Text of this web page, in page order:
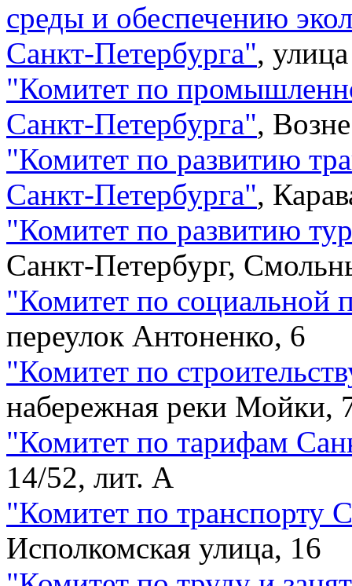
среды и обеспечению
Санкт-Петербурга",
"Комитет по
Санкт-Петербурга",
"Комитет по развитию
Санкт-Петербурга",
"Комитет по развитию
Санкт-Петербург,
"Комитет по социальной
переулок Антоненко, 6
"Комитет по
набережная реки Мойки,
"Комитет по тарифам
14/52, лит. А
"Комитет по транспорту
Исполкомская улица, 16